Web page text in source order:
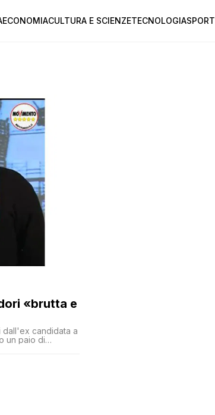
ECONOMIACULTURA E SCIENZETECNOLOGIASPORT
«brutta e
dall'ex candidata a
un paio di